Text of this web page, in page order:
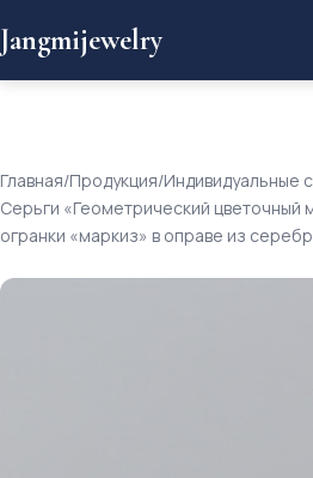
Jangmijewelry
Главная/Продукция/Индивидуальные
Серьги «Геометрический цветочный
огранки «маркиз» в оправе из